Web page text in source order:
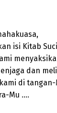
isi Kitab
dan
di tangan-
Mu ….